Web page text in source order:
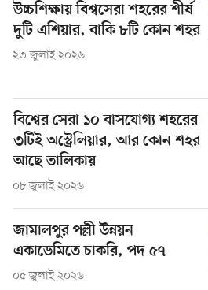
উচ্চশিক্ষায় বিশ্বসেরা শহরের শীর্ষ
দুটি এশিয়ার, বাকি ৮টি কোন শহর
২৩ জুলাই ২০২৬
বিশ্বের সেরা ১০ বাসযোগ্য শহরের
৩টিই অস্ট্রেলিয়ার, আর কোন শহর
আছে তালিকায়
০৮ জুলাই ২০২৬
জামালপুর পল্লী উন্নয়ন
একাডেমিতে চাকরি, পদ ৫৭
০৫ জুলাই ২০২৬